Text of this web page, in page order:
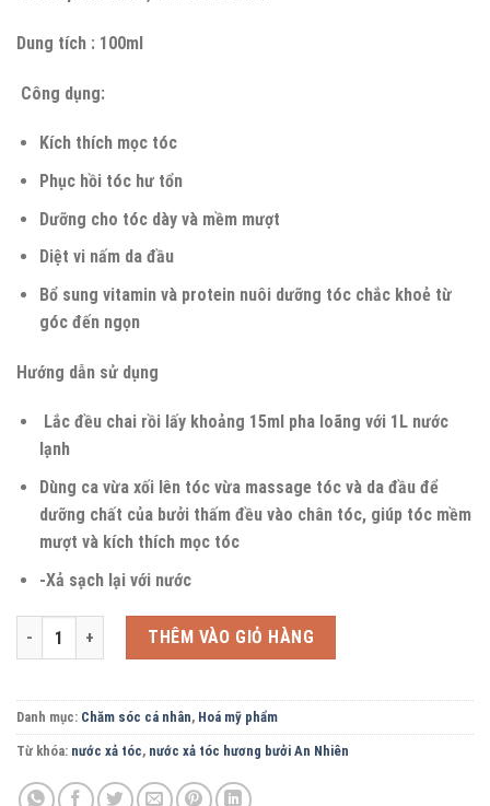
Dung tích : 100ml
Công dụng:
Kích thích mọc tóc
Phục hồi tóc hư tổn
Dưỡng cho tóc dày và mềm mượt
Diệt vi nấm da đầu
Bổ sung vitamin và protein nuôi dưỡng tóc chắc khoẻ từ
góc đến ngọn
Hướng dẫn sử dụng
Lắc đều chai rồi lấy khoảng 15ml pha loãng với 1L nước
lạnh
Dùng ca vừa xối lên tóc vừa massage tóc và da đầu để
dưỡng chất của bưởi thấm đều vào chân tóc, giúp tóc mềm
mượt và kích thích mọc tóc
-Xả sạch lại với nước
Nước xịt tóc hương bưởi 100ml số lượng
THÊM VÀO GIỎ HÀNG
Danh mục: Chăm sóc cá nhân, Hoá mỹ phẩm
Từ khóa: nước xả tóc, nước xả tóc hương bưởi An Nhiên